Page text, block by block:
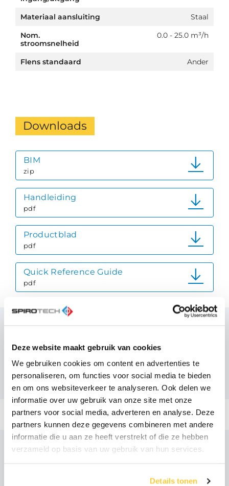
Deze website maakt gebruik van cookies
We gebruiken cookies om content en advertenties te
personaliseren, om functies voor social media te bieden
en om ons websiteverkeer te analyseren. Ook delen we
informatie over uw gebruik van onze site met onze
partners voor social media, adverteren en analyse. Deze
partners kunnen deze gegevens combineren met andere
informatie die u aan ze heeft verstrekt of die ze hebben
verzameld op basis van uw gebruik van hun services.
Details tonen
Materiaal aansluiting
Staal
Nom.
stroomsnelheid
0.0 - 25.0 m³/h
Flens standaard Ander
Downloads
BIM
zip
Handleiding
pdf
Productblad
pdf
Quick Reference Guide
pdf
Aanbevolen producten